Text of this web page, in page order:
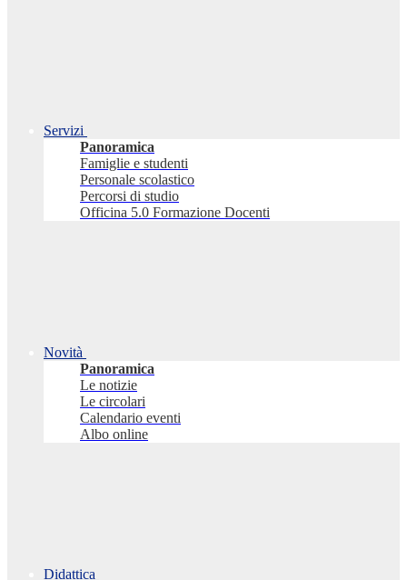
Servizi
Panoramica
Famiglie e studenti
Personale scolastico
Percorsi di studio
Officina 5.0 Formazione Docenti
Novità
Panoramica
Le notizie
Le circolari
Calendario eventi
Albo online
Didattica